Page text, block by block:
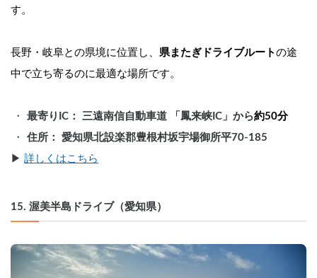
す。
長野・岐阜との県境に位置し、 県またぎドライブルート の途
中で立ち寄るのに最適な場所です。
最寄りIC： 三遠南信自動車道 「鳳来峡IC」から約50分
住所： 愛知県北設楽郡豊根村坂宇場御所平70-185
▶︎ 詳しくはこちら
15. 渥美半島ドライブ（愛知県）